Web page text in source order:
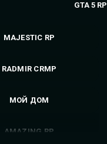
GTA 5 RP
MAJESTIC RP
RADMIR CRMP
МОЙ ДОМ
AMAZING RP